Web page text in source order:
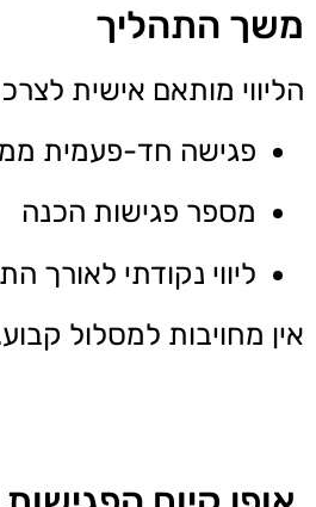
משך התהליך
הליווי מותאם אישית
פגישה חד-פעמית
מספר פגישות הכנה
ליווי נקודתי לאורך
אין מחויבות למסלול